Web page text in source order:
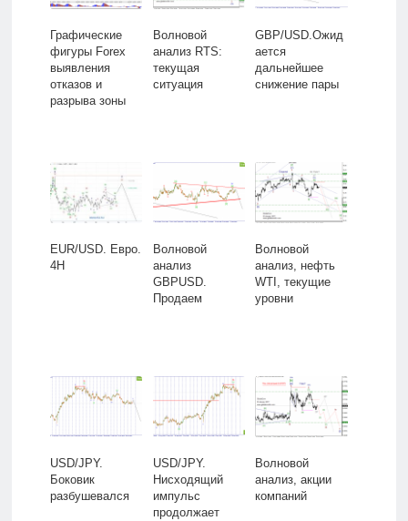
Графические
фигуры Forex
выявления
отказов и
разрыва зоны
Волновой
анализ RTS:
текущая
ситуация
GBP/USD.Ожид
ается
дальнейшее
снижение пары
EUR/USD. Евро.
4H
Волновой
анализ
GBPUSD.
Продаем
Волновой
анализ, нефть
WTI, текущие
уровни
USD/JPY.
Боковик
разбушевался
USD/JPY.
Нисходящий
импульс
продолжает
Волновой
анализ, акции
компаний